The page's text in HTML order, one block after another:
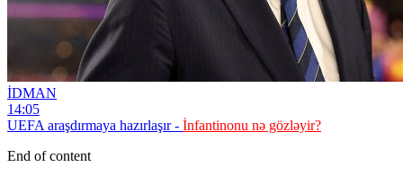
İDMAN
14:05
UEFA araşdırmaya hazırlaşır - İnfantinonu nə gözləyir?
End of content